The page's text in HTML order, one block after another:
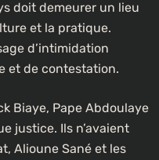
doit demeurer un lieu
et la pratique.
d’intimidation
et de contestation.
Biaye, Pape Abdoulaye
justice. Ils n’avaient
Alioune Sané et les